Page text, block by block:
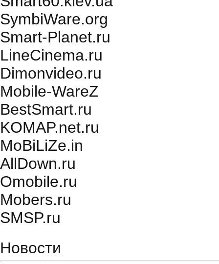
SymbiWare.org
Smart-Planet.ru
LineCinema.ru
Dimonvideo.ru
Mobile-WareZ
BestSmart.ru
KOMAP.net.ru
MoBiLiZe.in
AllDown.ru
Оmobile.ru
Mobers.ru
SMSP.ru
Новости